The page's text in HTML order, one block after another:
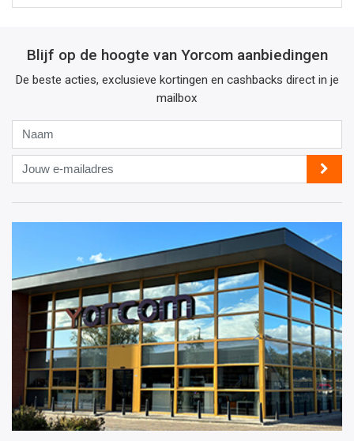
Blijf op de hoogte van Yorcom aanbiedingen
De beste acties, exclusieve kortingen en cashbacks direct in je
mailbox
Jouw
e-
mailadres